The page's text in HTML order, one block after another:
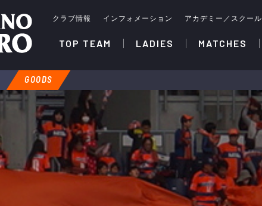
クラブ情報 インフォメーション アカデミー／スクール
TOP TEAM LADIES MATCHES
GOODS